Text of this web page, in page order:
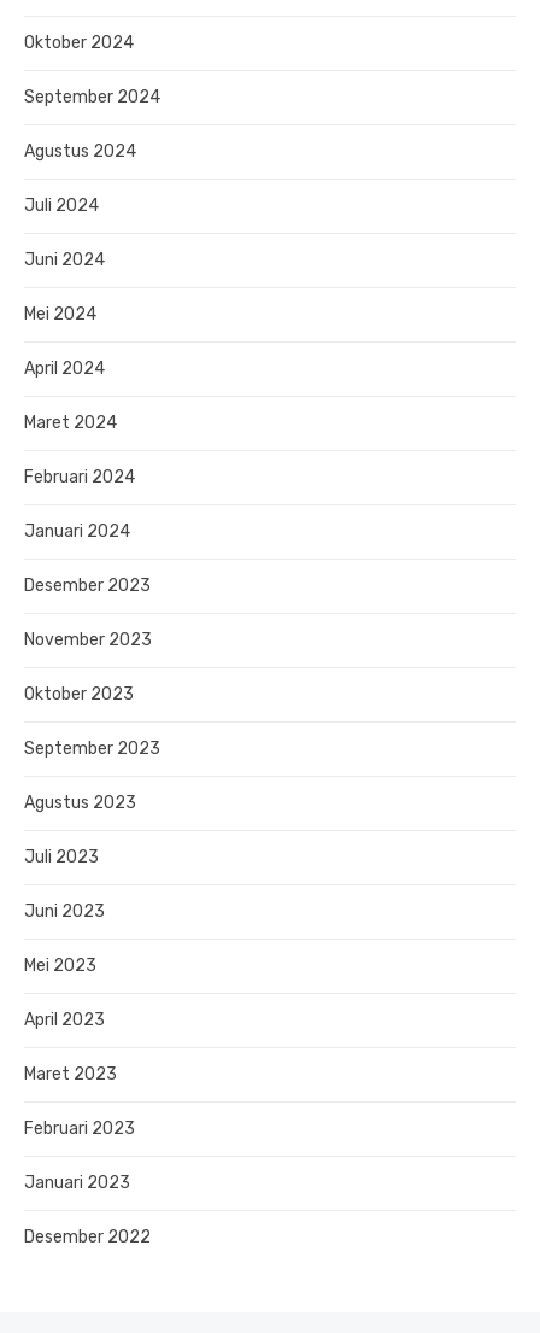
Oktober 2024
September 2024
Agustus 2024
Juli 2024
Juni 2024
Mei 2024
April 2024
Maret 2024
Februari 2024
Januari 2024
Desember 2023
November 2023
Oktober 2023
September 2023
Agustus 2023
Juli 2023
Juni 2023
Mei 2023
April 2023
Maret 2023
Februari 2023
Januari 2023
Desember 2022